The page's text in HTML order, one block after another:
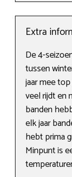
Extra
De 4-
tussen
jaar mee
veel rijdt en
banden
elk jaar
hebt prima
Minpunt is